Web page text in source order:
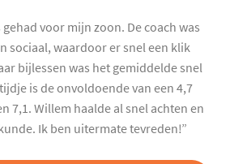
voor mijn zoon. De coach was
sociaal, waardoor er snel een klik
bijlessen was het gemiddelde snel
is de onvoldoende van een 4,7
7,1. Willem haalde al snel achten en
Ik ben uitermate tevreden!”